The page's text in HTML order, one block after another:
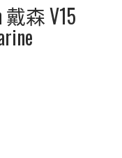
森 V15